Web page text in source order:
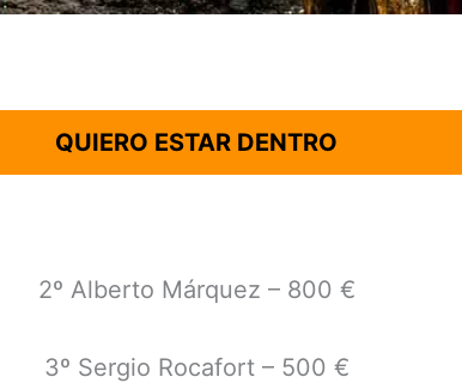
QUIERO ESTAR DENTRO
2º Alberto Márquez – 800 €
3º Sergio Rocafort – 500 €